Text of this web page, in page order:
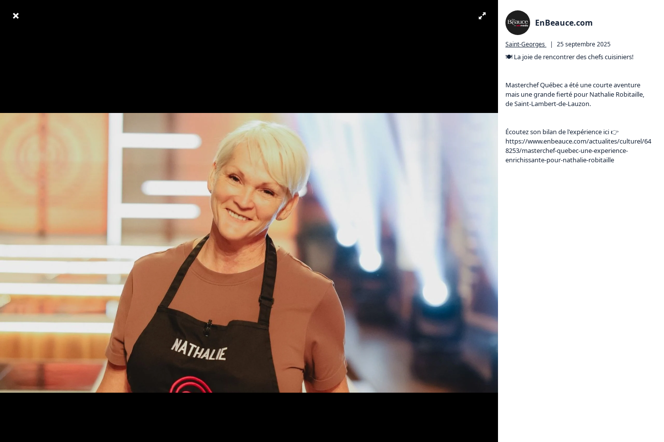
EnBeauce.com
Saint-Georges | 25 septembre 2025
🍽️ La joie de rencontrer des chefs cuisiniers!
Masterchef Québec a été une courte aventure
mais une grande fierté pour Nathalie Robitaille,
de Saint-Lambert-de-Lauzon.
Écoutez son bilan de l'expérience ici 👉️
https://www.enbeauce.com/actualites/culturel/64
8253/masterchef-quebec-une-experience-
enrichissante-pour-nathalie-robitaille